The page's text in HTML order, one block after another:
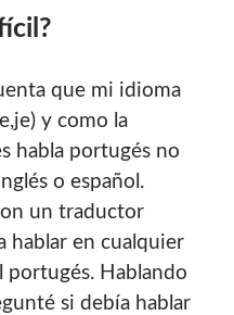
en comunidades como
y en WordPress Venezuela
mantengoPKGBUILDS
y me gusta organizar
que mi idioma
y como la
habla portugés no
o español.
un traductor
hablar en cualquier
portugés. Hablando
si debía hablar